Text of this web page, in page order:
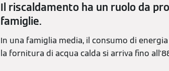
Il riscaldamento ha un ruolo da
famiglie.
In una famiglia media, il consumo di
la fornitura di acqua calda si arriva fino